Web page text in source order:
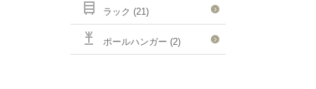
ラック (21)
ポールハンガー (2)